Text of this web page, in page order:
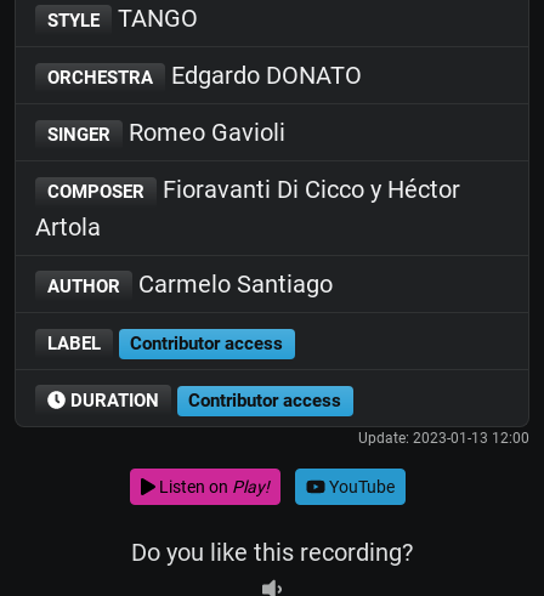
STYLE TANGO
ORCHESTRA Edgardo DONATO
SINGER Romeo Gavioli
COMPOSER
Fioravanti Di Cicco y Héctor
Artola
AUTHOR Carmelo Santiago
LABEL Contributor access
DURATION Contributor access
Update: 2023-01-13 12:00
Listen on Play! YouTube
Do you like this recording?